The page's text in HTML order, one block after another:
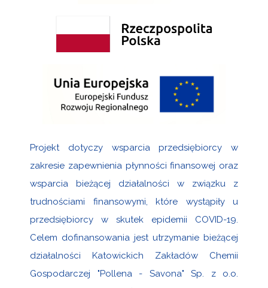
Projekt dotyczy wsparcia przedsiębiorcy w
zakresie zapewnienia płynności finansowej oraz
wsparcia bieżącej działalności w związku z
trudnościami finansowymi, które wystąpiły u
przedsiębiorcy w skutek epidemii COVID-19.
Celem dofinansowania jest utrzymanie bieżącej
działalności Katowickich Zakładów Chemii
Gospodarczej "Pollena - Savona" Sp. z o.o.